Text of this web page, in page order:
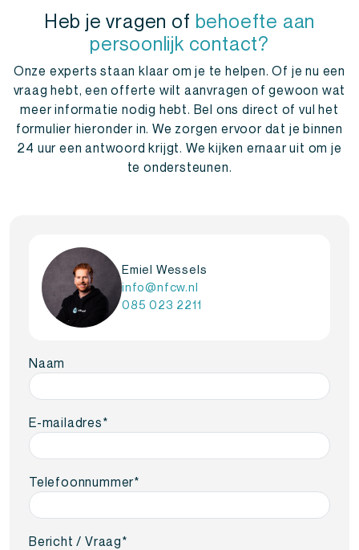
Heb je vragen of behoefte aan
persoonlijk contact?
Onze experts staan klaar om je te helpen. Of je nu een
vraag hebt, een offerte wilt aanvragen of gewoon wat
meer informatie nodig hebt. Bel ons direct of vul het
formulier hieronder in. We zorgen ervoor dat je binnen
24 uur een antwoord krijgt. We kijken ernaar uit om je
te ondersteunen.
Emiel Wessels
info@nfcw.nl
085 023 2211
Naam
E-mailadres*
Telefoonnummer*
Bericht / Vraag*